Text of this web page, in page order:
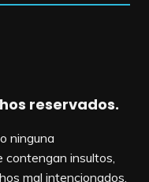
reservados.
ninguna
contengan insultos,
mal intencionados.